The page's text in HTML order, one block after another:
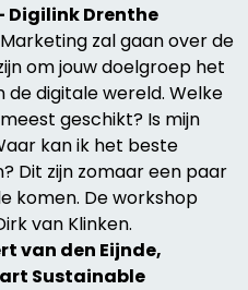
Digilink Drenthe
zal gaan over de
om jouw doelgroep het
digitale wereld. Welke
geschikt? Is mijn
kan ik het beste
Dit zijn zomaar een paar
komen. De workshop
van Klinken.
van den Eijnde,
Sustainable